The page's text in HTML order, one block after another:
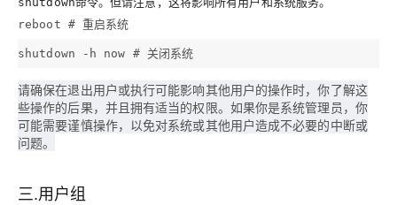
reboot # 重启系统
shutdown -h now # 关闭系统
请确保在退出用户或执行可能影响其他用户的操作时，你了解这
些操作的后果，并且拥有适当的权限。如果你是系统管理员，你
可能需要谨慎操作，以免对系统或其他用户造成不必要的中断或
问题。
三.用户组